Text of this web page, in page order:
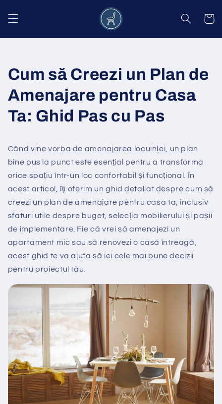
conținut
Coș
Cum să Creezi un Plan de
Amenajare pentru Casa
Ta: Ghid Pas cu Pas
Când vine vorba de amenajarea locuinței, un plan
bine pus la punct este esențial pentru a transforma
orice spațiu într-un loc confortabil și funcțional. În
acest articol, îți oferim un ghid detaliat despre cum să
creezi un plan de amenajare pentru casa ta, inclusiv
sfaturi utile despre buget, selecția mobilierului și pașii
de implementare. Fie că vrei să amenajezi un
apartament mic sau să renovezi o casă întreagă,
acest ghid te va ajuta să iei cele mai bune decizii
pentru proiectul tău.